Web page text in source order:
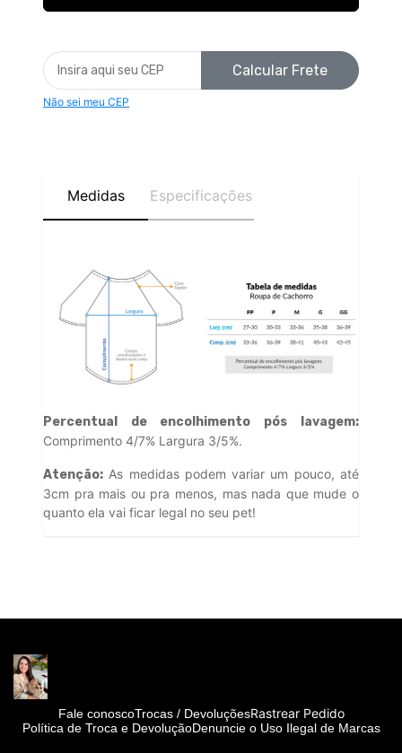
Calcular Frete
Não sei meu CEP
Medidas Especificações
Percentual de encolhimento pós lavagem:
Comprimento 4/7% Largura 3/5%.
Atenção: As medidas podem variar um pouco, até
3cm pra mais ou pra menos, mas nada que mude o
quanto ela vai ficar legal no seu pet!
Fale conoscoTrocas / DevoluçõesRastrear Pedido
Política de Troca e DevoluçãoDenuncie o Uso Ilegal de Marcas